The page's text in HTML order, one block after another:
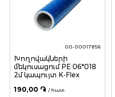
00-00017856
Խողովակների
մեկուսացում PE 06*018
2մ կապույտ K-Flex
190,00 ֏ / հատ